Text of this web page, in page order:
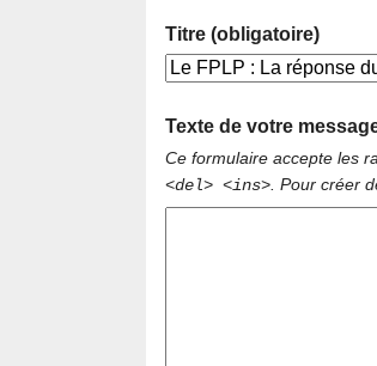
Titre (obligatoire)
Texte de votre
Ce formulaire accepte les
<del> <ins> . Pour créer